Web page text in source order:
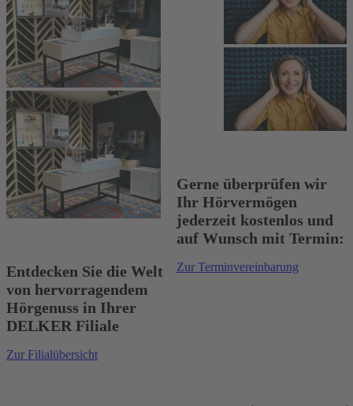
Entdecken Sie die Welt
von hervorragendem
Hörgenuss in Ihrer
DELKER Filiale
Zur Filialübersicht
Gerne überprüfen wir
Ihr Hörvermögen
jederzeit kostenlos und
auf Wunsch mit Termin:
Zur Terminvereinbarung